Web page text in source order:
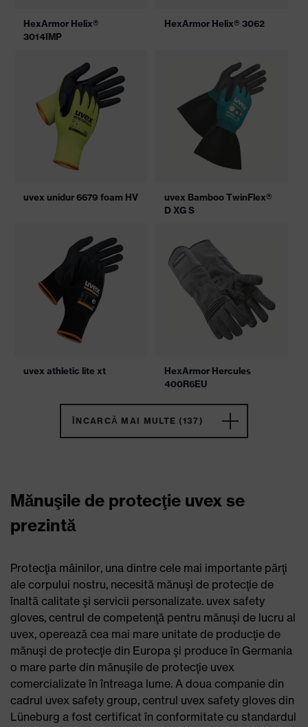
HexArmor Helix®
3014IMP
HexArmor Helix® 3062
uvex unidur 6679 foam HV
uvex Bamboo TwinFlex®
D XG S
uvex athletic lite xt
HexArmor Hercules
400R6EU
ÎNCARCĂ MAI MULTE (137)
Mănuşile de protecţie uvex se
prezintă
Protecţia mâinilor, una dintre cele mai importante părţi
ale corpului nostru, necesită mănuşi de protecţie de
înaltă calitate şi servicii personalizate. uvex safety
gloves, centrul de competenţă pentru mănuşi de lucru al
uvex, operează cea mai mare unitate de producţie de
mănuşi de protecţie din Europa şi produce în Germania
o mare parte din mănuşile de protecţie uvex
comercializate în întreaga lume. A doua companie din
cadrul uvex safety group, centrul uvex safety gloves din
Lüneburg a fost certificat în conformitate cu standardul